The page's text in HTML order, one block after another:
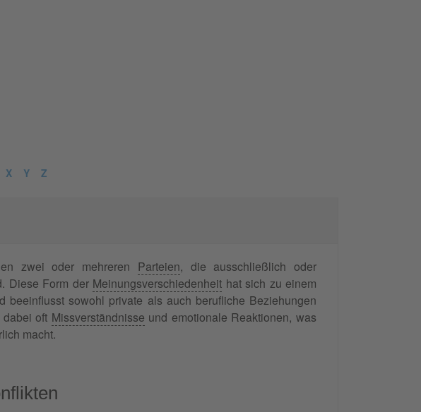
X Y Z
zwei oder mehreren Parteien, die ausschließlich oder
Diese Form der Meinungsverschiedenheit hat sich zu einem
beeinflusst sowohl private als auch berufliche Beziehungen
oft Missverständnisse und emotionale Reaktionen, was
macht.